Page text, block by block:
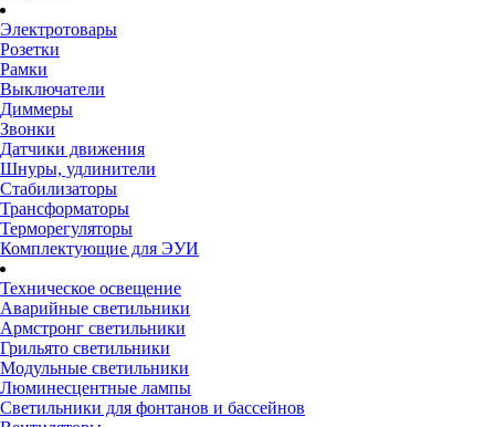
Электротовары
Розетки
Рамки
Выключатели
Диммеры
Звонки
Датчики движения
Шнуры, удлинители
Стабилизаторы
Трансформаторы
Терморегуляторы
Комплектующие для ЭУИ
Техническое освещение
Аварийные светильники
Армстронг светильники
Грильято светильники
Модульные светильники
Люминесцентные лампы
Светильники для фонтанов и бассейнов